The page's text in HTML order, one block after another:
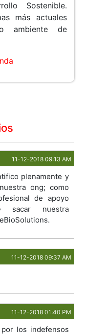
Sostenible.
más actuales
ambiente de
11-12-2018 09:13 AM
plenamente y
ong; como
de apoyo
sacar nuestra
11-12-2018 09:37 AM
11-12-2018 01:40 PM
los indefensos